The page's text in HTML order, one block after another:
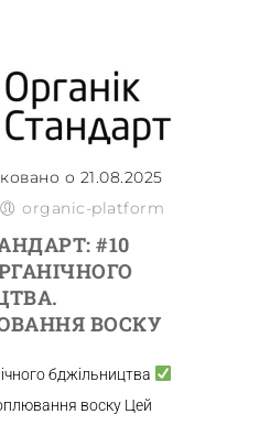
о 21.08.2025
organic-platform
#10
ВОСКУ
бджільництва
воску Цей